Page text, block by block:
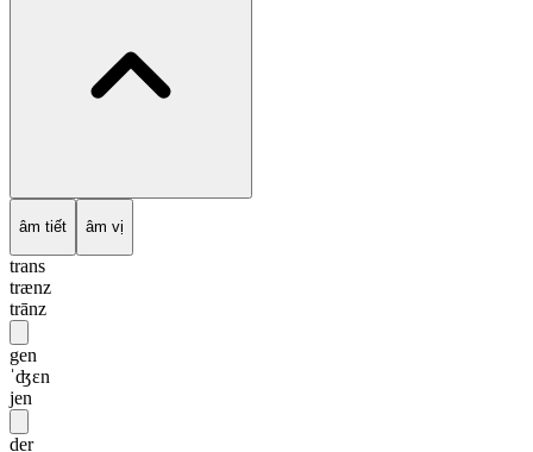
âm tiết âm vị
trans
trænz
trānz
gen
ˈʤɛn
jen
der